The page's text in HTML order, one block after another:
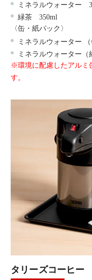
ミネラルウォーター
緑茶 350ml
〈缶・紙パック〉
ミネラルウォーター （
ミネラルウォーター（
※環境に配慮したアルミ
す。
タリーズコーヒー